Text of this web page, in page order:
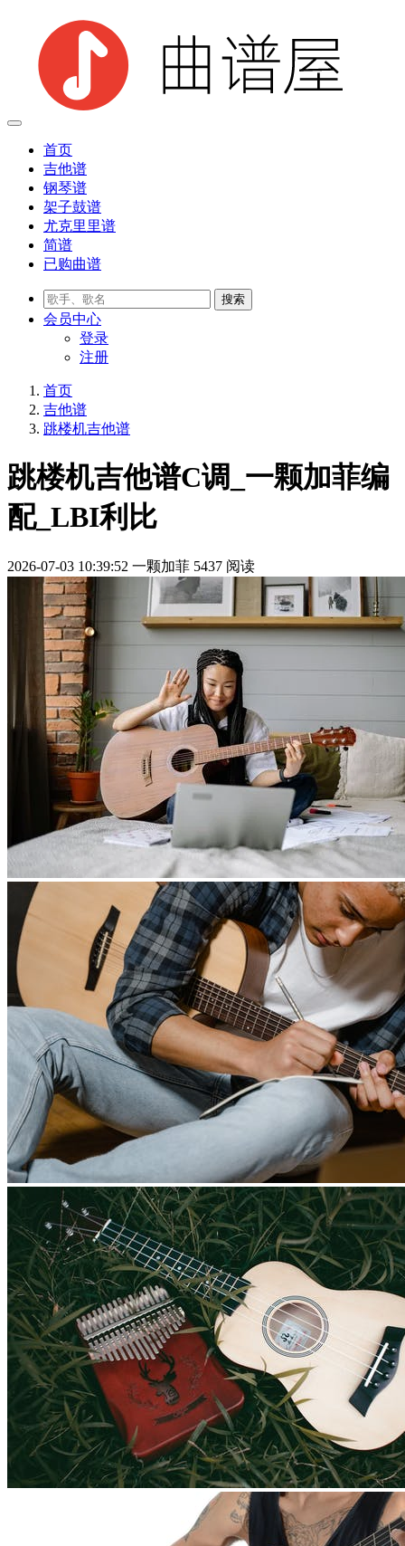
首页
吉他谱
钢琴谱
架子鼓谱
尤克里里谱
简谱
已购曲谱
会员中心
登录
注册
首页
吉他谱
跳楼机吉他谱
跳楼机吉他谱C调_一颗加菲编
配_LBI利比
2026-07-03 10:39:52 一颗加菲 5437 阅读